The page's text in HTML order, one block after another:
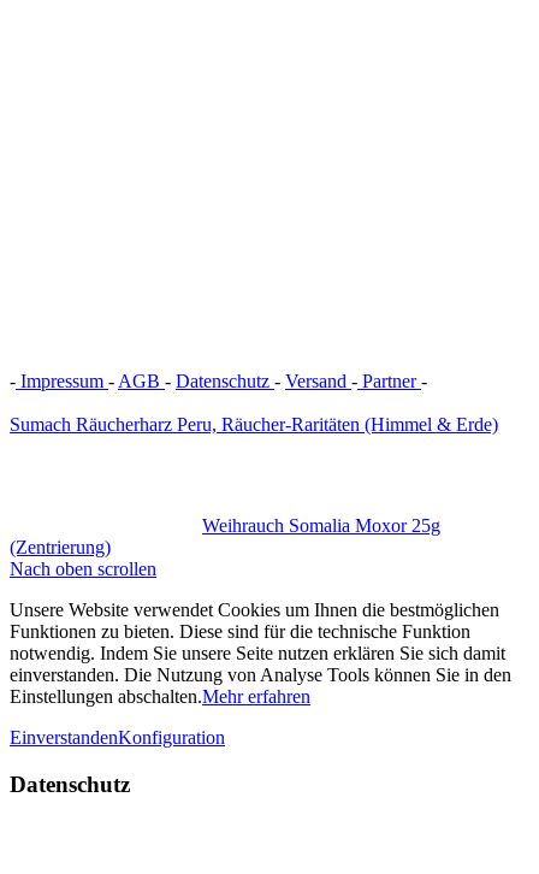
- Impressum - AGB - Datenschutz - Versand - Partner-
Sumach Räucherharz Peru, Räucher-Raritäten (Himmel & Erde)
Weihrauch Somalia Moxor 25g
(Zentrierung)
Nach oben scrollen
Unsere Website verwendet Cookies um Ihnen die bestmöglichen
Funktionen zu bieten. Diese sind für die technische Funktion
notwendig. Indem Sie unsere Seite nutzen erklären Sie sich damit
einverstanden. Die Nutzung von Analyse Tools können Sie in den
Einstellungen abschalten.Mehr erfahren
EinverstandenKonfiguration
Datenschutz